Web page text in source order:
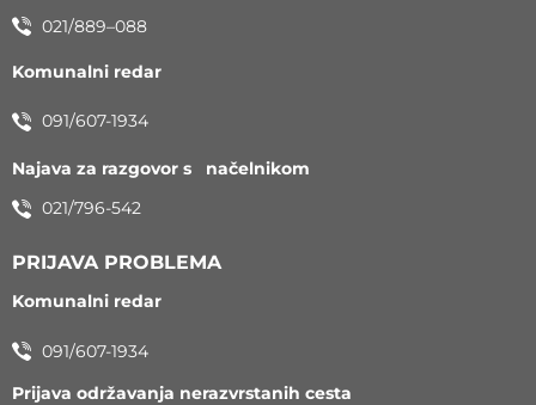
021/889–088
Komunalni redar
091/607-1934
Najava za razgovor s načelnikom
021/796-542
PRIJAVA PROBLEMA
Komunalni redar
091/607-1934
Prijava održavanja nerazvrstanih cesta